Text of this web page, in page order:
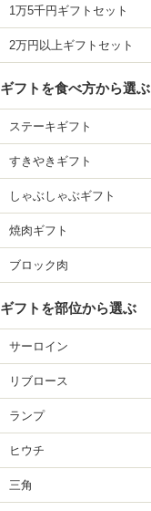
1万5千円ギフトセット
2万円以上ギフトセット
ギフトを食べ方から選ぶ
ステーキギフト
すきやきギフト
しゃぶしゃぶギフト
焼肉ギフト
ブロック肉
ギフトを部位から選ぶ
サーロイン
リブロース
ランプ
ヒウチ
三角